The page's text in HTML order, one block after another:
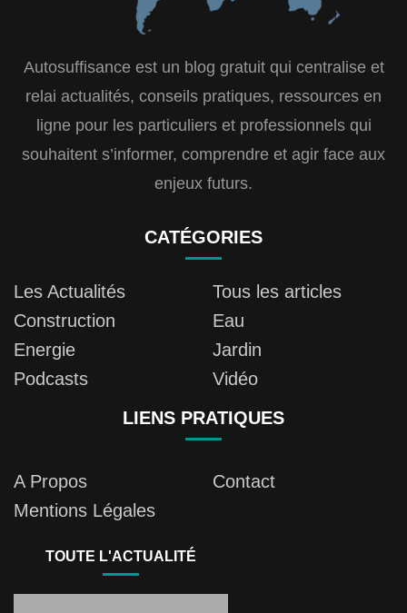
Autosuffisance est un blog gratuit qui centralise et
relai actualités, conseils pratiques, ressources en
ligne pour les particuliers et professionnels qui
souhaitent s’informer, comprendre et agir face aux
enjeux futurs.
CATÉGORIES
Les Actualités
Tous les articles
Construction
Eau
Energie
Jardin
Podcasts
Vidéo
LIENS PRATIQUES
A Propos
Contact
Mentions Légales
TOUTE L'ACTUALITÉ